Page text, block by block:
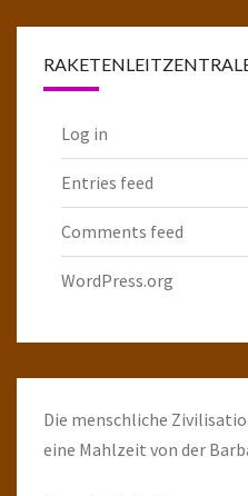
Log in
Entries feed
Comments feed
WordPress.org
Die menschliche
eine Mahlzeit von der